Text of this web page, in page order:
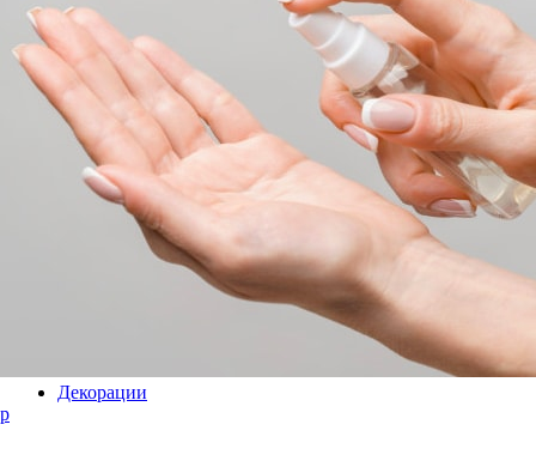
Декорации